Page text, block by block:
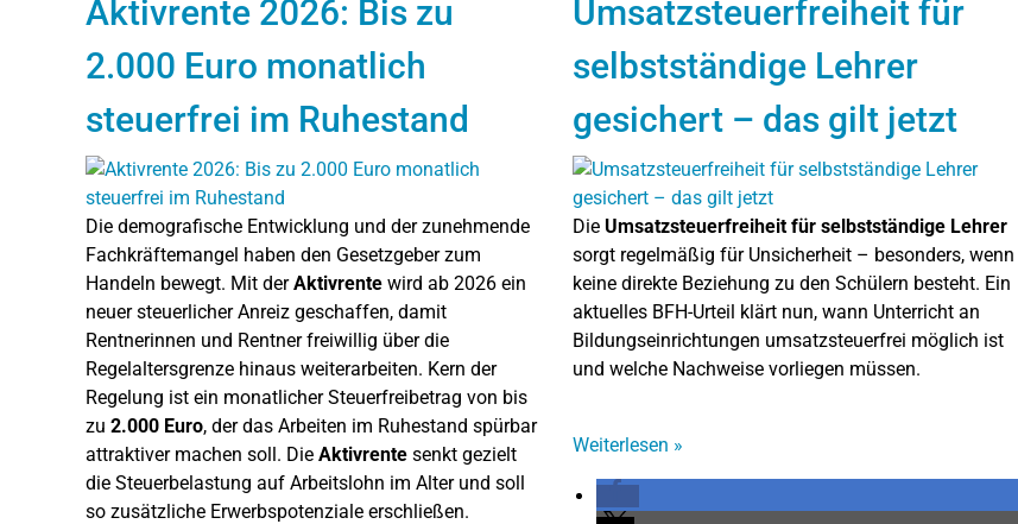
Aktivrente 2026: Bis zu
2.000 Euro monatlich
steuerfrei im Ruhestand
Die demografische Entwicklung und der zunehmende
Fachkräftemangel haben den Gesetzgeber zum
Handeln bewegt. Mit derAktivrente wird ab 2026 ein
neuer steuerlicher Anreiz geschaffen, damit
Rentnerinnen und Rentner freiwillig über die
Regelaltersgrenze hinaus weiterarbeiten. Kern der
Regelung ist ein monatlicher Steuerfreibetrag von bis
zu 2.000 Euro, der das Arbeiten im Ruhestand spürbar
attraktiver machen soll. Die Aktivrente senkt gezielt
die Steuerbelastung auf Arbeitslohn im Alter und soll
so zusätzliche Erwerbspotenziale erschließen.
Umsatzsteuerfreiheit für
selbstständige Lehrer
gesichert – das gilt jetzt
Die Umsatzsteuerfreiheit für selbstständige Lehrer
sorgt regelmäßig für Unsicherheit – besonders, wenn
keine direkte Beziehung zu den Schülern besteht. Ein
aktuelles BFH-Urteil klärt nun, wann Unterricht an
Bildungseinrichtungen umsatzsteuerfrei möglich ist
und welche Nachweise vorliegen müssen.
Weiterlesen »